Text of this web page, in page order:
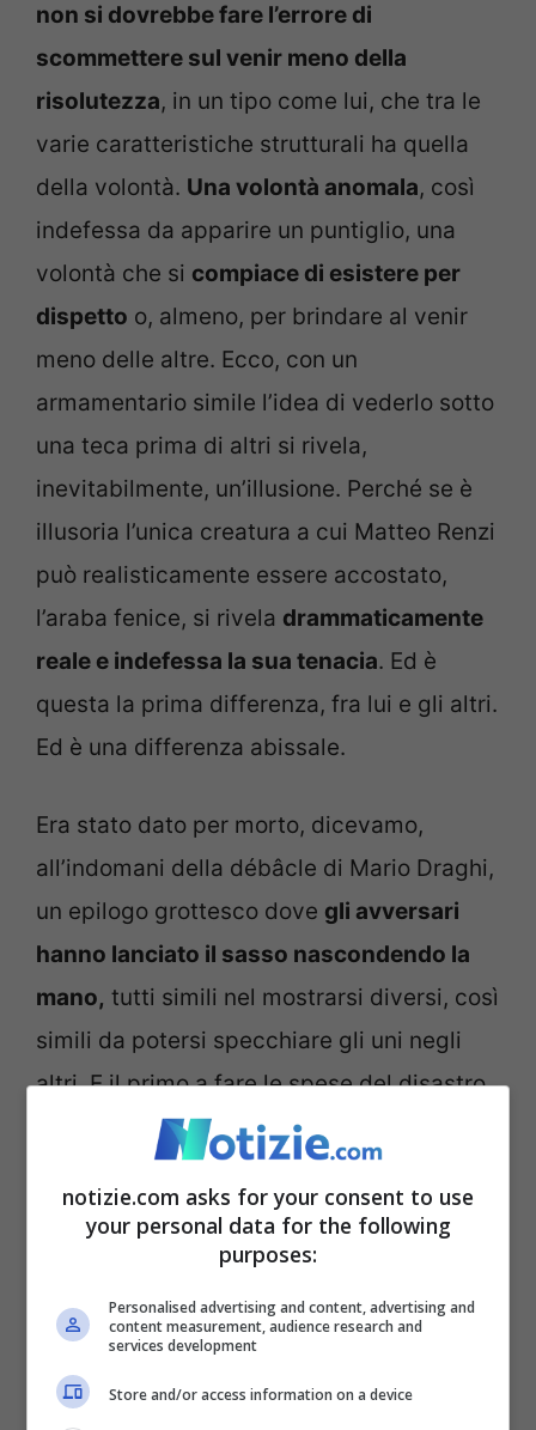
non si dovrebbe fare l’errore di
scommettere sul venir meno della
risolutezza, in un tipo come lui, che tra le
varie caratteristiche strutturali ha quella
della volontà. Una volontà anomala, così
indefessa da apparire un puntiglio, una
volontà che si compiace di esistere per
dispetto o, almeno, per brindare al venir
meno delle altre. Ecco, con un
armamentario simile l’idea di vederlo sotto
una teca prima di altri si rivela,
inevitabilmente, un’illusione. Perché se è
illusoria l’unica creatura a cui Matteo Renzi
può realisticamente essere accostato,
l’araba fenice, si rivela drammaticamente
reale e indefessa la sua tenacia. Ed è
questa la prima differenza, fra lui e gli altri.
Ed è una differenza abissale.
Era stato dato per morto, dicevamo,
all’indomani della débâcle di Mario Draghi,
un epilogo grottesco dove gli avversari
hanno lanciato il sasso nascondendo la
mano, tutti simili nel mostrarsi diversi, così
simili da potersi specchiare gli uni negli
altri. E il primo a fare le spese del disastro
altrui sarebbe stato proprio lui, Matteo
Renzi, avevano detto, che di Draghi era
stato il mentore.
dopo le prime battute, perché a qualcun
altro è venuto meno il respiro. Per qualche
notizie.com asks for your consent to use
your personal data for the following
purposes:
Personalised advertising and content, advertising and
content measurement, audience research and
services development
Store and/or access information on a device